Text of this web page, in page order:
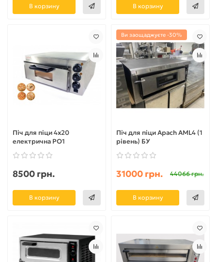
В корзину В корзину
Піч для піци 4х20
електрична PO1
8500 грн.
В корзину
Ви заощаджуєте -30%
Піч для піци Apach AML4 (1
рівень) БУ
31000 грн. 44066 грн.
В корзину